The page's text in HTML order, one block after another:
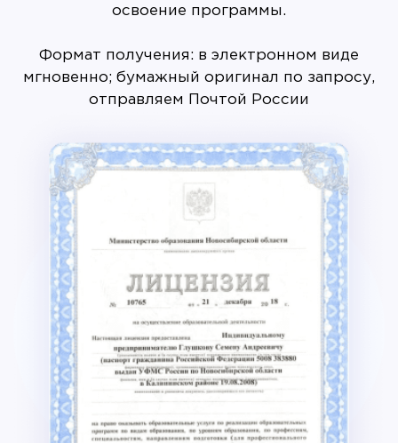
освоение программы.
Формат получения: в электронном виде
мгновенно; бумажный оригинал по запросу,
отправляем Почтой России